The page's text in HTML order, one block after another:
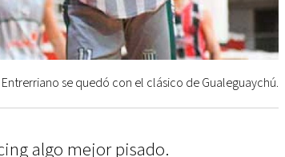
se quedó con el clásico de Gualeguaychú.
algo mejor pisado.